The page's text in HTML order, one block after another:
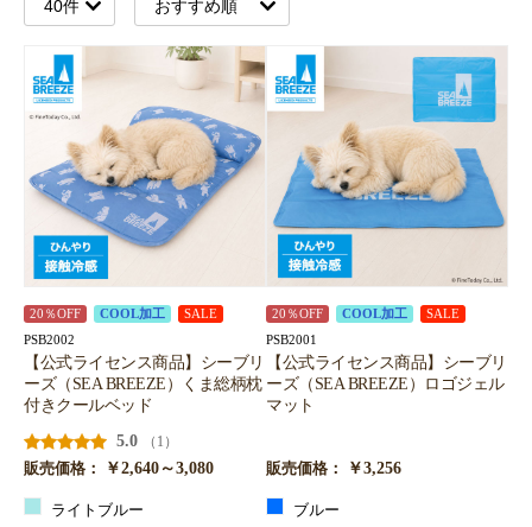
20％OFF COOL加工 SALE
PSB2002
【公式ライセンス商品】シーブリ
ーズ（SEA BREEZE）くま総柄枕
付きクールベッド
5.0
（1）
販売価格：
￥2,640～3,080
ライトブルー
20％OFF COOL加工 SALE
PSB2001
【公式ライセンス商品】シーブリ
ーズ（SEA BREEZE）ロゴジェル
マット
販売価格： ￥3,256
ブルー